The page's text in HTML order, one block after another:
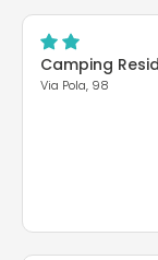
Camping
Via Pola, 98